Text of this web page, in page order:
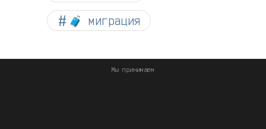
🧳 миграция
Мы принимаем